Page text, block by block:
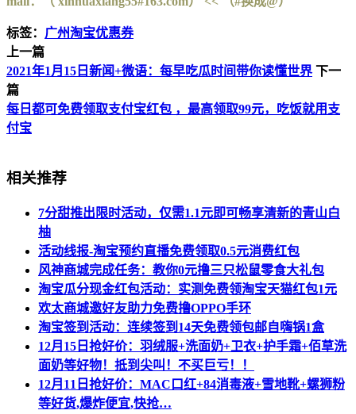
标签： 广州淘宝优惠券
上一篇
2021年1月15日新闻+微语：每早吃瓜时间带你读懂世界 下一
篇
每日都可免费领取支付宝红包 ，最高领取99元，吃饭就用支
付宝
相关推荐
7分甜推出限时活动，仅需1.1元即可畅享清新的青山白
柚
活动线报-淘宝预约直播免费领取0.5元消费红包
风神商城完成任务：教你0元撸三只松鼠零食大礼包
淘宝瓜分现金红包活动：实测免费领淘宝天猫红包1元
欢太商城邀好友助力免费撸OPPO手环
淘宝签到活动：连续签到14天免费领包邮自嗨锅1盒
12月15日抢好价：羽绒服+洗面奶+卫衣+护手霜+佰草洗
面奶等好物！抵到尖叫！不买巨亏！！
12月11日抢好价：MAC口红+84消毒液+雪地靴+螺狮粉
等好货,爆炸便宜,快抢…